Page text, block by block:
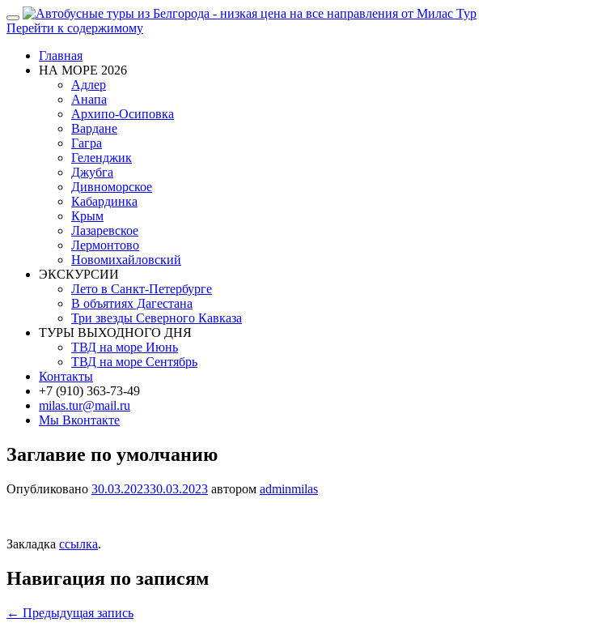
Показать/
Скрыть
Перейти к содержимому
Главная
НА МОРЕ 2026
Адлер
Анапа
Архипо-Осиповка
Вардане
Гагра
Геленджик
Джубга
Дивноморское
Кабардинка
Крым
Лазаревское
Лермонтово
Новомихайловский
ЭКСКУРСИИ
Лето в Санкт-Петербурге
В объятиях Дагестана
Три звезды Северного Кавказа
ТУРЫ ВЫХОДНОГО ДНЯ
ТВД на море Июнь
ТВД на море Сентябрь
Контакты
+7 (910) 363-73-49
milas.tur@mail.ru
Мы Вконтакте
Заглавие по умолчанию
Опубликовано 30.03.202330.03.2023 автором adminmilas
Закладка ссылка.
Навигация по записям
← Предыдущая запись